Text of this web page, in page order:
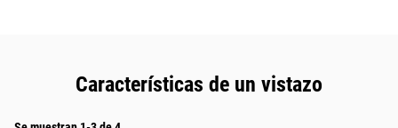
Características de un vistazo